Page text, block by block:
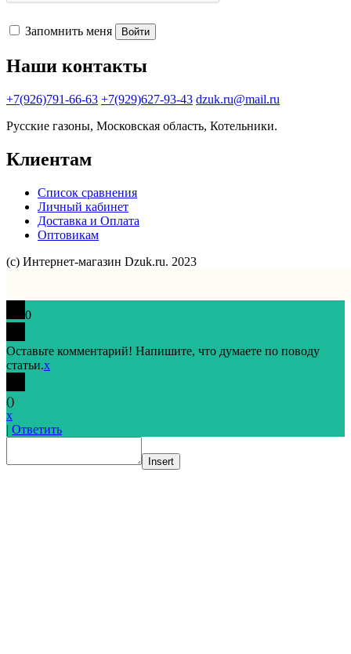
Запомнить меня Войти
Наши контакты
+7(926)791-66-63 +7(929)627-93-43 dzuk.ru@mail.ru
Русские газоны, Московская область, Котельники.
Клиентам
Список сравнения
Личный кабинет
Доставка и Оплата
Оптовикам
(с) Интернет-магазин Dzuk.ru. 2023
0
Оставьте комментарий! Напишите, что думаете по поводу
статьи.x
()
x
| Ответить
Insert